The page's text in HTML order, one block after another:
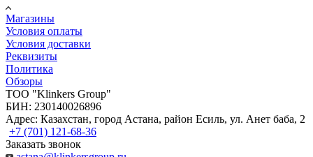
Магазины
Условия оплаты
Условия доставки
Реквизиты
Политика
Обзоры
TOO "Klinkers Group"
БИН: 230140026896
Адрес: Казахстан, город Астана, район Есиль, ул. Анет баба, 2
+7 (701) 121-68-36
Заказать звонок